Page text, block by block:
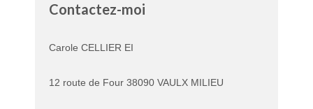
Contactez-moi
Carole CELLIER EI
12 route de Four 38090 VAULX MILIEU